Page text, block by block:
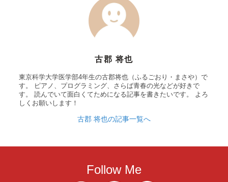
古郡 将也
東京科学大学医学部4年生の古郡将也（ふるごおり・まさや）で
す。 ピアノ、プログラミング、さらば青春の光などが好きで
す。 読んでいて面白くてためになる記事を書きたいです。 よろ
しくお願いします！
古郡 将也の記事一覧へ
Follow Me